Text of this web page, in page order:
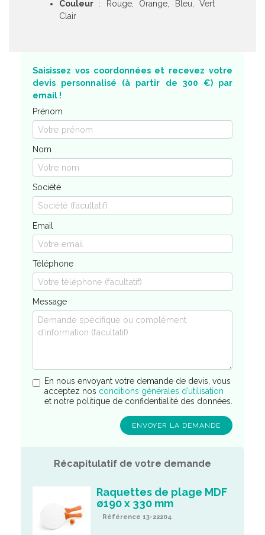
Couleur : Rouge, Orange, Bleu, Vert
Clair
Saisissez vos coordonnées et recevez votre
devis personnalisé (à partir de 300 €) par
email !
Prénom
Nom
Société
Email
Téléphone
Message
En nous envoyant votre demande de devis, vous
acceptez nos conditions générales d’utilisation
et notre politique de confidentialité des données.
Récapitulatif de votre demande
Raquettes de plage MDF
ø190 x 330 mm
Référence 13-22204